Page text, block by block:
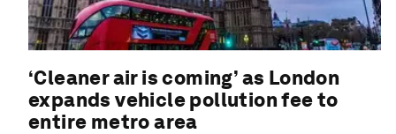
‘Cleaner air is coming’ as London
expands vehicle pollution fee to
entire metro area